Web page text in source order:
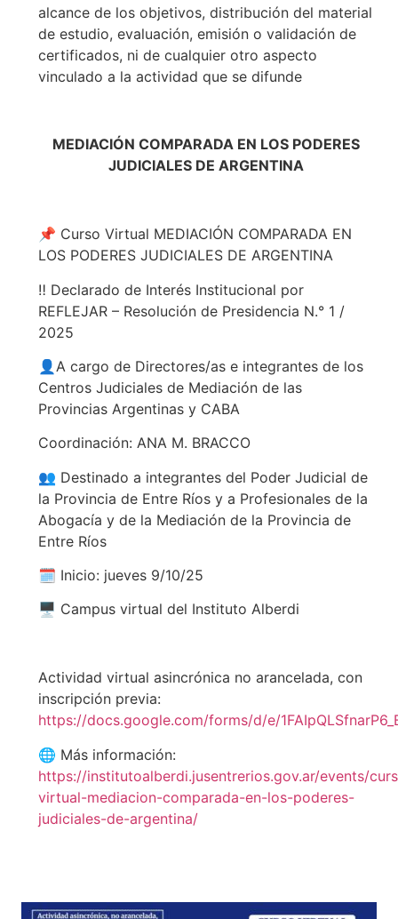
alcance de los objetivos, distribución del material
de estudio, evaluación, emisión o validación de
certificados, ni de cualquier otro aspecto
vinculado a la actividad que se difunde
MEDIACIÓN COMPARADA EN LOS PODERES
JUDICIALES DE ARGENTINA
📌 Curso Virtual MEDIACIÓN COMPARADA EN
LOS PODERES JUDICIALES DE ARGENTINA
‼️ Declarado de Interés Institucional por
REFLEJAR – Resolución de Presidencia N.° 1 /
2025
👤A cargo de Directores/as e integrantes de los
Centros Judiciales de Mediación de las
Provincias Argentinas y CABA
Coordinación: ANA M. BRACCO
👥 Destinado a integrantes del Poder Judicial de
la Provincia de Entre Ríos y a Profesionales de la
Abogacía y de la Mediación de la Provincia de
Entre Ríos
🗓️ Inicio: jueves 9/10/25
🖥️ Campus virtual del Instituto Alberdi
Actividad virtual asincrónica no arancelada, con
inscripción previa:
https://docs.google.com/forms/d/e/
🌐 Más información:
https://institutoalberdi.jusentrerios.gov.ar/events/
virtual-mediacion-comparada-en-los-poderes-
judiciales-de-argentina/